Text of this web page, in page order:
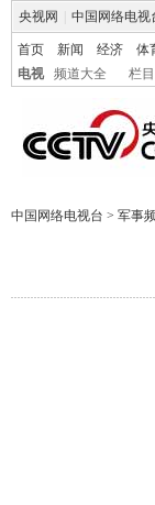
央视网 中国网络电视
首页 新闻 经济 体
电视
频道大全 栏
中国网络电视台 > 军事